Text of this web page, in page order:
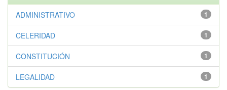
1
ADMINISTRATIVO
1
CELERIDAD
1
CONSTITUCIÓN
1
LEGALIDAD